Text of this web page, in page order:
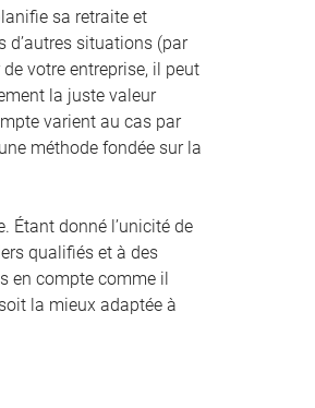
sa retraite et
d’autres situations (par
votre entreprise, il peut
la juste valeur
varient au cas par
méthode fondée sur la
Étant donné l’unicité de
qualifiés et à des
en compte comme il
la mieux adaptée à